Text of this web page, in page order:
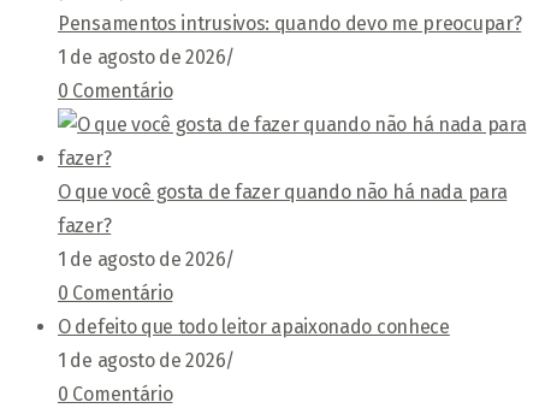
Pensamentos intrusivos: quando devo me preocupar?
1 de agosto de 2026/
0 Comentário
O que você gosta de fazer quando não há nada para
fazer?
1 de agosto de 2026/
0 Comentário
O defeito que todo leitor apaixonado conhece
1 de agosto de 2026/
0 Comentário